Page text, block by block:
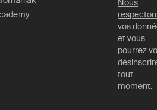
Nous
vos
et vous
pourrez
tout
moment.